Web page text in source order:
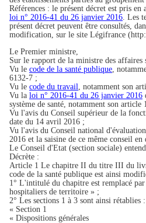
Références : le présent décret est pris en
loi n° 2016-41 du 26 janvier 2016. Les
présent décret peuvent être consultés,
modification, sur le site Légifrance
Le Premier ministre,
Sur le rapport de la ministre des affaires
Vu le code de la santé publique,
6132-7 ;
Vu le code du travail, notamment son
Vu la loi n° 2016-41 du 26 janvier 2016
système de santé, notamment son article
Vu l'avis du Conseil supérieur de la
date du 14 avril 2016 ;
Vu l'avis du Conseil national
2016 et la saisine de ce même conseil
Le Conseil d'Etat (section sociale)
Décrète :
Article 1 Le chapitre II du titre III du
code de la santé publique est ainsi
1° L'intitulé du chapitre est remplacé
hospitaliers de territoire » ;
2° Les sections 1 à 3 sont ainsi rétablies :
« Section 1
« Dispositions générales